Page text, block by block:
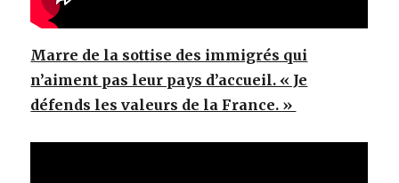
Marre de la sottise des immigrés qui
n’aiment pas leur pays d’accueil. « Je
défends les valeurs de la France. »